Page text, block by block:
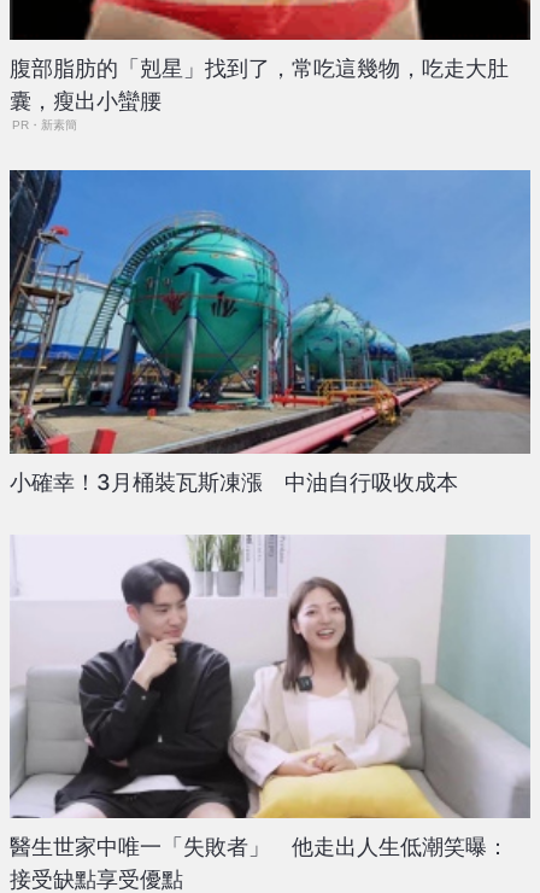
腹部脂肪的「剋星」找到了，常吃這幾物，吃走大肚
囊，瘦出小蠻腰
PR・新素簡
小確幸！3月桶裝瓦斯凍漲 中油自行吸收成本
醫生世家中唯一「失敗者」 他走出人生低潮笑曝：
接受缺點享受優點